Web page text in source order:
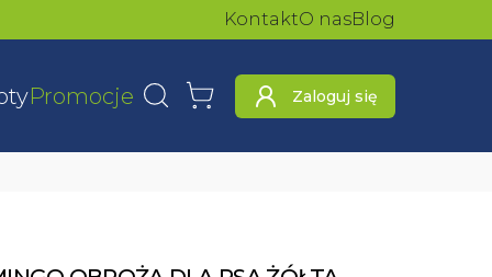
KontaktO nasBlog
Promocje WyszukajKoszyk Zaloguj się